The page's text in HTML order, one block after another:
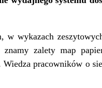
w wykazach
zalety map
pracowników o